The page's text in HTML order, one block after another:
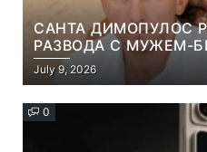
САНТА ДИМОПУЛОС
РАЗВОДА С МУЖЕМ-
July 9, 2026
0